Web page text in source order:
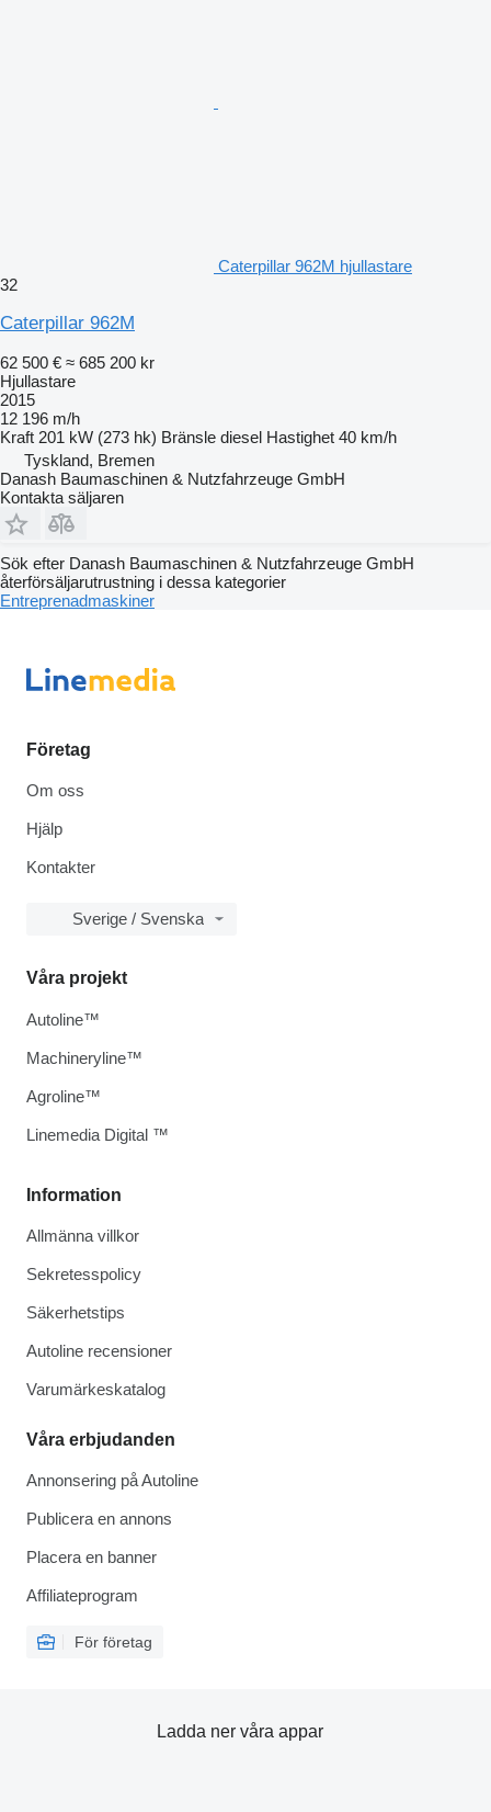
Caterpillar 962M hjullastare
32
Caterpillar 962M
62 500 € ≈ 685 200 kr
Hjullastare
2015
12 196 m/h
Kraft 201 kW (273 hk) Bränsle diesel Hastighet 40 km/h
Tyskland, Bremen
Danash Baumaschinen & Nutzfahrzeuge GmbH
Kontakta säljaren
Sök efter Danash Baumaschinen & Nutzfahrzeuge GmbH
återförsäljarutrustning i dessa kategorier
Entreprenadmaskiner
Företag
Om oss
Hjälp
Kontakter
Sverige / Svenska
Information
Allmänna villkor
Sekretesspolicy
Säkerhetstips
Autoline recensioner
Varumärkeskatalog
Våra erbjudanden
Annonsering på Autoline
Publicera en annons
Placera en banner
Affiliateprogram
För företag
Våra projekt
Autoline™
Machineryline™
Agroline™
Linemedia Digital ™
Ladda ner våra appar